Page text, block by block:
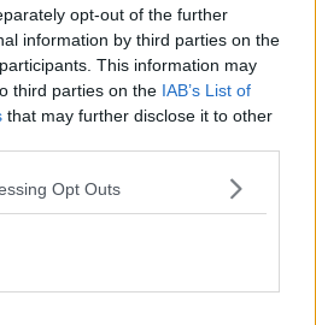
opt-out of the further
information by third parties on the
This information may
third parties on the IAB’s List of
that may further disclose it to other
Opt Outs
diretta su Rai Uno
e cuoca professionista
scaduto da mesi nel congelatore
diventano chef
piatti a km0 dell'Arcipelago